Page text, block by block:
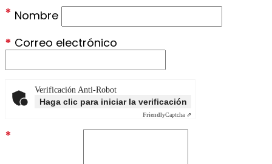
Nombre
*
Correo electrónico
*
Verificación Anti-Robot
Haga clic para iniciar la verificación
FriendlyCaptcha ⇗
*